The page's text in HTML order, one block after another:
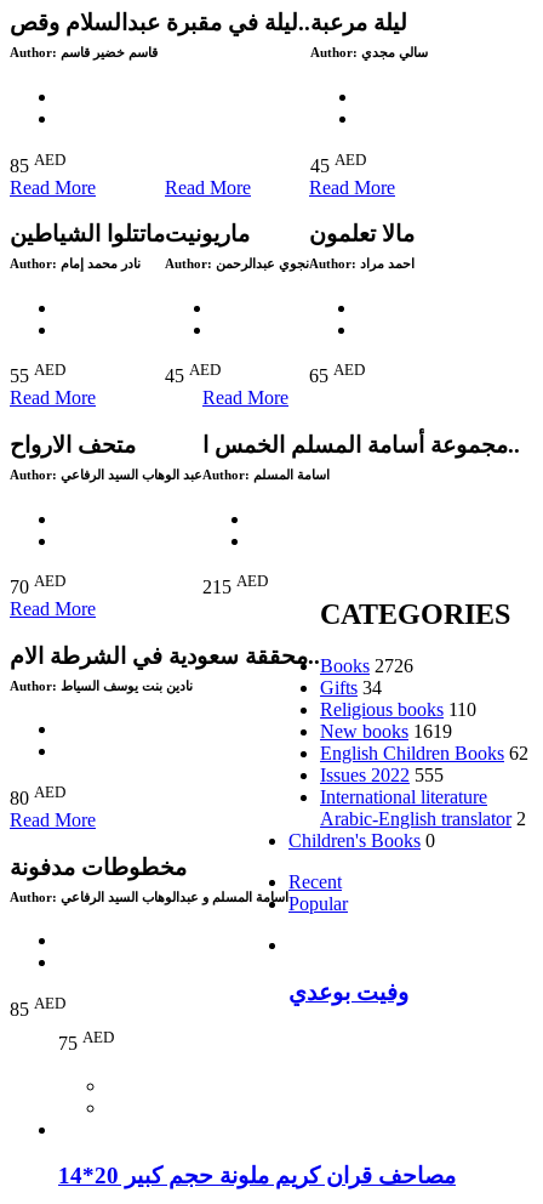
ليلة في مقبرة عبدالسلام وقص..
Author: قاسم خضير قاسم
85 AED
ليلة مرعبة
Author: سالي مجدي
45 AED
Read More
ماتتلوا الشياطين
Author: نادر محمد إمام
55 AED
Read More
ماريونيت
Author: نجوي عبدالرحمن
45 AED
Read More
مالا تعلمون
Author: احمد مراد
65 AED
Read More
متحف الارواح
Author: عبد الوهاب السيد الرفاعي
70 AED
Read More
مجموعة أسامة المسلم الخمس ا..
Author: اسامة المسلم
215 AED
Read More
محققة سعودية في الشرطة الام..
Author: نادين بنت يوسف السياط
80 AED
Read More
مخطوطات مدفونة
Author: اسامة المسلم و عبدالوهاب السيد الرفاعي
85 AED
CATEGORIES
Books 2726
Gifts 34
Religious books 110
New books 1619
English Children Books 62
Issues 2022 555
International literature
Arabic-English translator 2
Children's Books 0
Recent
Popular
وفيت بوعدي
75 AED
مصاحف قران كريم ملونة حجم كبير 20*14